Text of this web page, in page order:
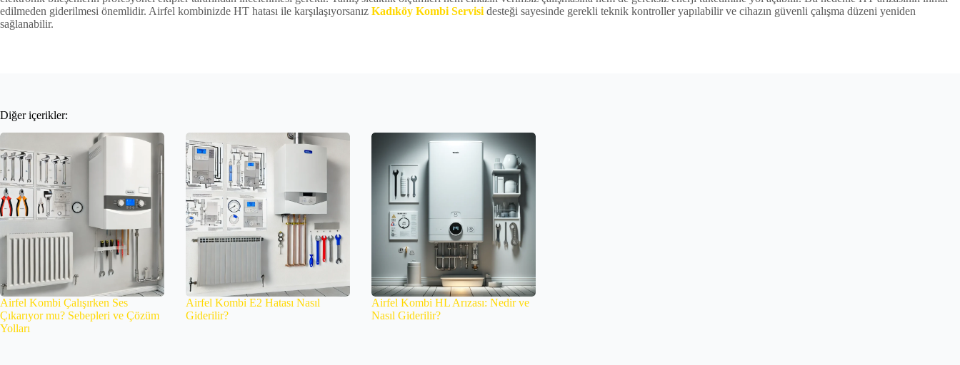
edilmeden giderilmesi önemlidir. Airfel kombinizde HT hatası ile karşılaşıyorsanız Kadıköy Kombi Servisi desteği sayesinde gerekli teknik kontroller yapılabilir ve cihazın güvenli çalışma düzeni yeniden
sağlanabilir.
Diğer içerikler:
Airfel Kombi Çalışırken Ses
Çıkarıyor mu? Sebepleri ve Çözüm
Yolları
Airfel Kombi E2 Hatası Nasıl
Giderilir?
Airfel Kombi HL Arızası: Nedir ve
Nasıl Giderilir?